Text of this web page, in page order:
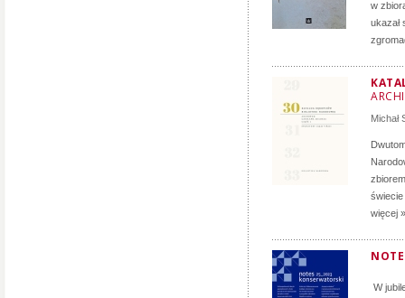
w
ukazał
Michał
więcej »
W